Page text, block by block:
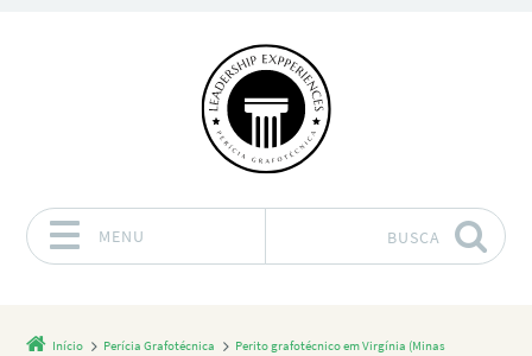
MENU BUSCA
Início Perícia Grafotécnica
Perito grafotécnico em Virgínia (Minas